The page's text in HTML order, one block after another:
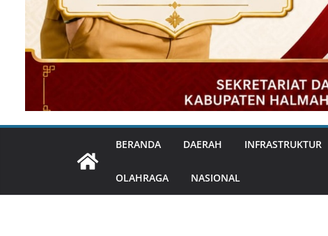
BERANDA DAERAH INFRASTRUKTUR
OLAHRAGA NASIONAL